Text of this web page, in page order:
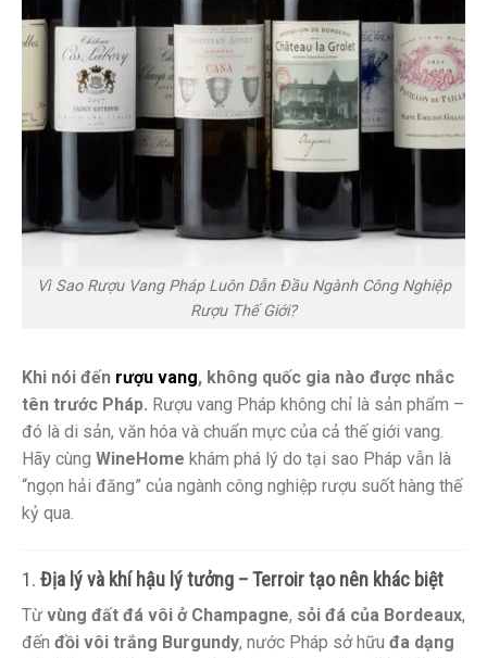
Vì Sao Rượu Vang Pháp Luôn Dẫn Đầu Ngành Công Nghiệp
Rượu Thế Giới?
Khi nói đến rượu vang, không quốc gia nào được nhắc
tên trước Pháp. Rượu vang Pháp không chỉ là sản phẩm –
đó là di sản, văn hóa và chuẩn mực của cả thế giới vang.
Hãy cùng WineHome khám phá lý do tại sao Pháp vẫn là
“ngọn hải đăng” của ngành công nghiệp rượu suốt hàng thế
kỷ qua.
1. Địa lý và khí hậu lý tưởng – Terroir tạo nên khác biệt
Từ vùng đất đá vôi ở Champagne, sỏi đá của Bordeaux,
đến đồi vôi trắng Burgundy, nước Pháp sở hữu đa dạng